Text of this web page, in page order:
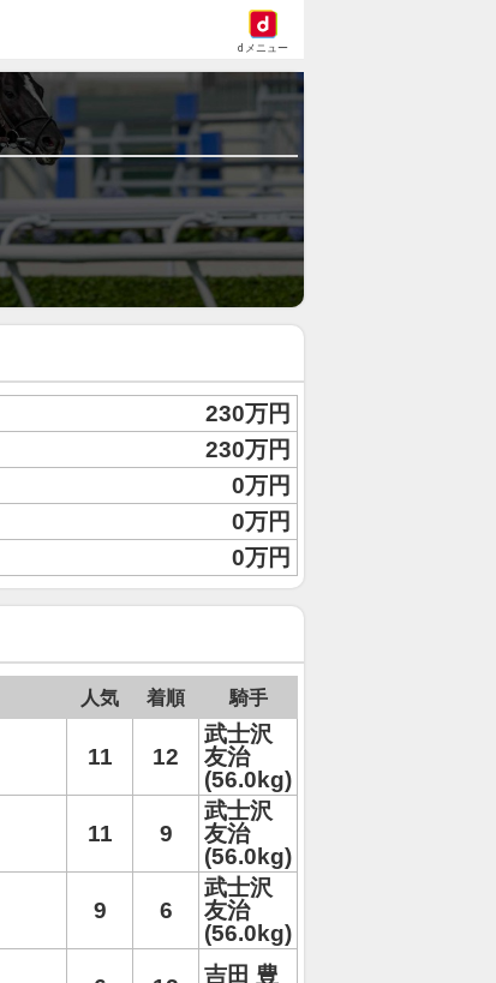
dメニュー
230万円
230万円
0万円
0万円
0万円
人気 着順 騎手
11 12
武士沢
友治
(56.0kg)
11 9
武士沢
友治
(56.0kg)
9 6
武士沢
友治
(56.0kg)
吉田 豊